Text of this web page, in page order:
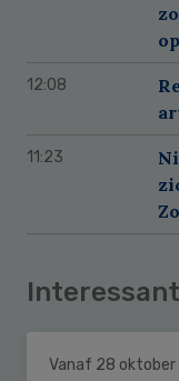
op
12:08
11:23
Vanaf 28